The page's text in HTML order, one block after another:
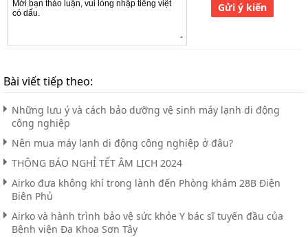
Gửi ý kiến
Bài viết tiếp theo:
Những lưu ý và cách bảo dưỡng vệ sinh máy lạnh di động
công nghiệp
Nên mua máy lạnh di động công nghiệp ở đâu?
THÔNG BÁO NGHỈ TẾT ÂM LỊCH 2024
Airko đưa không khí trong lành đến Phòng khám 28B Điện
Biên Phủ
Airko và hành trình bảo vệ sức khỏe Y bác sĩ tuyến đầu của
Bệnh viện Đa Khoa Sơn Tây